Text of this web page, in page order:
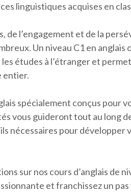
linguistiques acquises en
de l’engagement et de la
Un niveau C1 en anglais
études à l’étranger et
entier.
spécialement conçus pour
vous guideront tout au long
nécessaires pour développer
sur nos cours d’anglais de
et franchissez un pas